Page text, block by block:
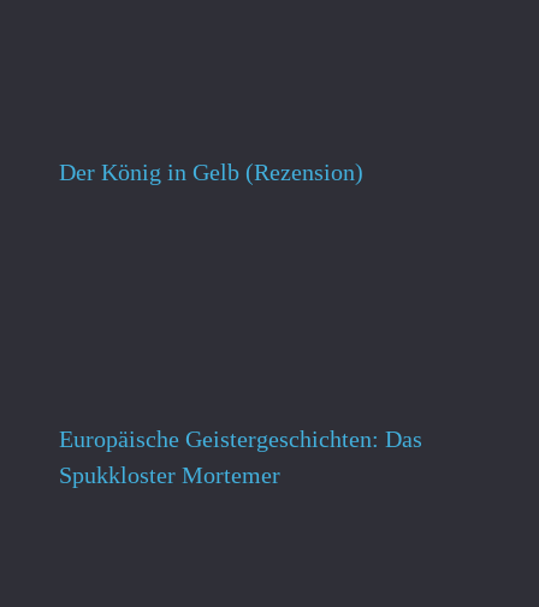
Der König in Gelb (Rezension)
Europäische Geistergeschichten: Das
Spukkloster Mortemer